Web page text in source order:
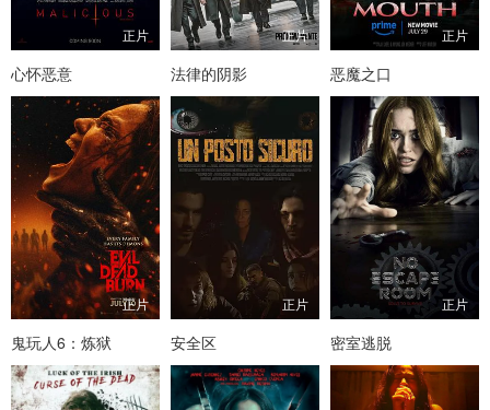
正片
心怀恶意
正片
法律的阴影
正片
恶魔之口
正片
鬼玩人6：炼狱
正片
安全区
正片
密室逃脱